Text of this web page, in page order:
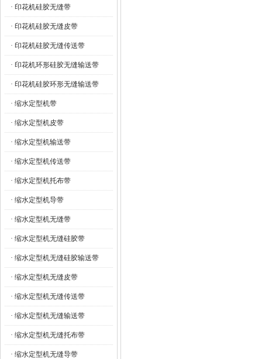
· 印花机硅胶无缝带
· 印花机硅胶无缝皮带
· 印花机硅胶无缝传送带
· 印花机环形硅胶无缝输送带
· 印花机硅胶环形无缝输送带
· 缩水定型机带
· 缩水定型机皮带
· 缩水定型机输送带
· 缩水定型机传送带
· 缩水定型机托布带
· 缩水定型机导带
· 缩水定型机无缝带
· 缩水定型机无缝硅胶带
· 缩水定型机无缝硅胶输送带
· 缩水定型机无缝皮带
· 缩水定型机无缝传送带
· 缩水定型机无缝输送带
· 缩水定型机无缝托布带
· 缩水定型机无缝导带